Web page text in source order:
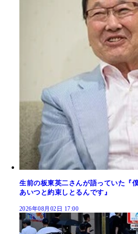
生前の板東英二さんが語っていた『
あいつと約束しとるんです』
2026年08月02日 17:00